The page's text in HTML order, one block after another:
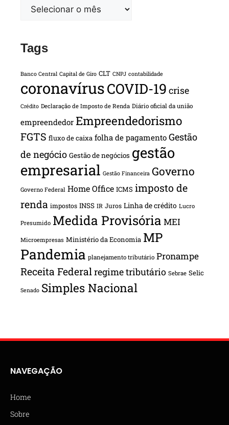
Tags
Banco Central Capital de Giro CLT CNPJ contabilidade
coronavírusCOVID-19 crise
Crédito Declaração de Imposto de Renda Diário oficial da união
empreendedor Empreendedorismo
FGTS fluxo de caixa folha de pagamento Gestão
de negócio Gestão de negócios gestão
empresarial Gestão Financeira Governo
Governo Federal Home Office ICMS imposto de
renda impostos INSS IR Juros Linha de crédito Lucro
Presumido Medida Provisória MEI
Microempresas Ministério da Economia MP
Pandemia planejamento tributário Pronampe
Receita Federalregime tributário Sebrae Selic
Senado Simples Nacional
NAVEGAÇÃO
Home
Sobre